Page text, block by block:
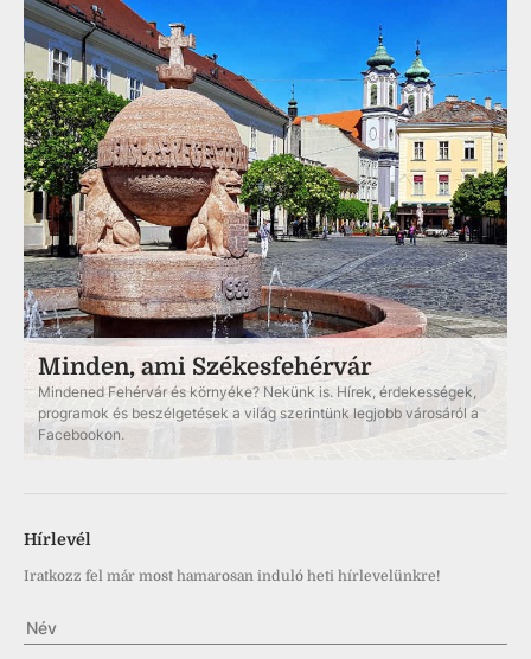
Minden, ami Székesfehérvár
Mindened Fehérvár és környéke? Nekünk is. Hírek, érdekességek,
programok és beszélgetések a világ szerintünk legjobb városáról a
Facebookon.
Hírlevél
Iratkozz fel már most hamarosan induló heti hírlevelünkre!